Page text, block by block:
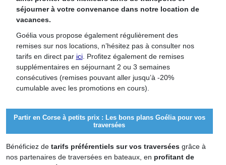
séjourner à votre convenance dans notre location de
vacances.
Goélia vous propose également régulièrement des
remises sur nos locations, n’hésitez pas à consulter nos
tarifs en direct par ici. Profitez également de remises
supplémentaires en séjournant 2 ou 3 semaines
consécutives (remises pouvant aller jusqu’à -20%
cumulable avec les promotions en cours).
Partir en Corse à petits prix : Les bons plans Goélia pour vos
traversées
Bénéficiez de tarifs préférentiels sur vos traversées grâce à
nos partenaires de traversées en bateaux, en profitant de